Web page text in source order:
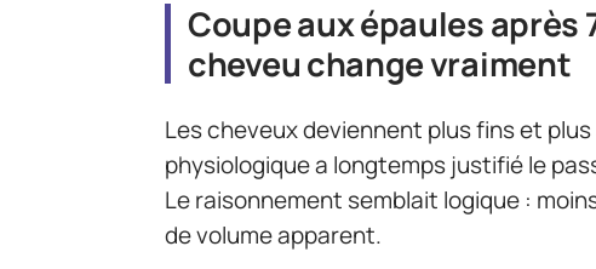
Coupe aux épaules après
cheveu change vraiment
Les cheveux deviennent plus fins et
physiologique a longtemps justifié le
Le raisonnement semblait logique :
de volume apparent.